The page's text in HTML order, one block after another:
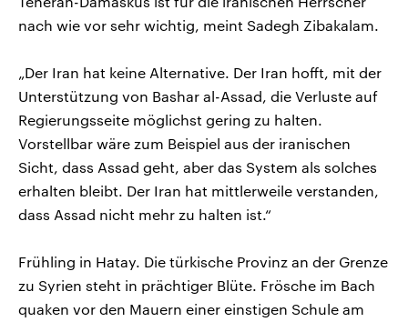
nach wie vor sehr wichtig, meint Sadegh Zibakalam.
„Der Iran hat keine Alternative. Der Iran hofft, mit der
Unterstützung von Bashar al-Assad, die Verluste auf
Regierungsseite möglichst gering zu halten.
Vorstellbar wäre zum Beispiel aus der iranischen
Sicht, dass Assad geht, aber das System als solches
erhalten bleibt. Der Iran hat mittlerweile verstanden,
dass Assad nicht mehr zu halten ist.“
Frühling in Hatay. Die türkische Provinz an der Grenze
zu Syrien steht in prächtiger Blüte. Frösche im Bach
quaken vor den Mauern einer einstigen Schule am